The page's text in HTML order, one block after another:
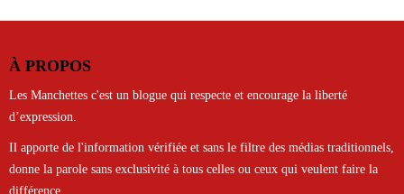
À PROPOS
Les Manchettes c'est un blogue qui respecte et encourage la liberté
d’expression.
Il apporte de l'information vérifiée et sans le filtre des médias traditionnels,
donne la parole sans exclusivité à tous celles ou ceux qui veulent faire la
différence.